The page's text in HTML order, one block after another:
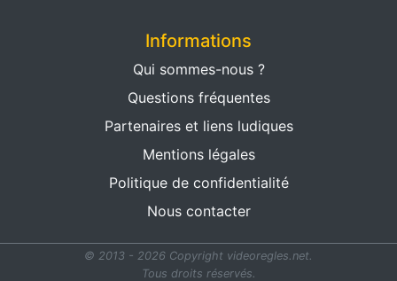
Informations
Qui sommes-nous ?
Questions fréquentes
Partenaires et liens ludiques
Mentions légales
Politique de confidentialité
Nous contacter
© 2013 - 2026 Copyright videoregles.net.
Tous droits réservés.